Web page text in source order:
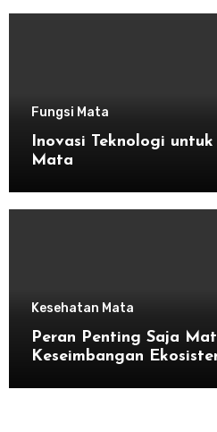
Fungsi Mata
Inovasi Teknologi
Mata
Kesehatan Mata
Peran Penting Saja
Keseimbangan